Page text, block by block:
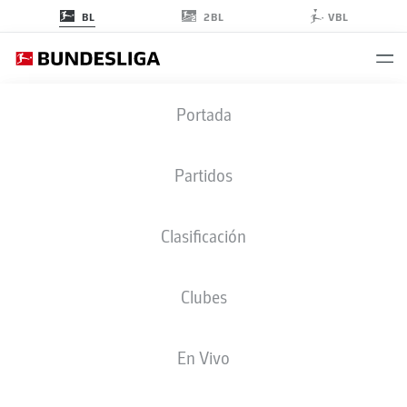
BL 2BL VBL
Portada
Partidos
Clasificación
Clubes
En Vivo
BUNDESLIGA ESTADÍSTICAS 2020-